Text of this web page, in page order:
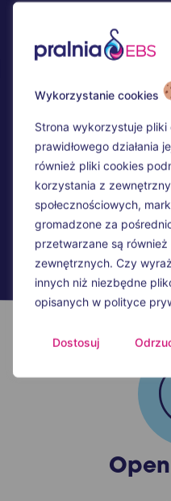
Wykorzystanie cookies
Strona wykorzystuje pliki
prawidłowego działania
również pliki cookies
korzystania z
społecznościowych,
gromadzone za
przetwarzane są
zewnętrznych. Czy
innych niż niezbędne
opisanych w polityce
Dostosuj